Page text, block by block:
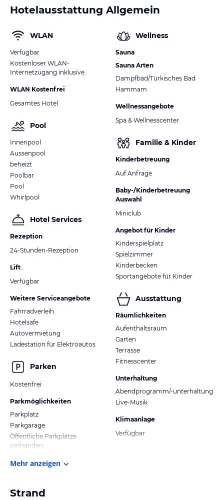
Hotelausstattung Allgemein
WLAN
Verfügbar
Kostenloser WLAN-
Internetzugang inklusive
WLAN Kostenfrei
Gesamtes Hotel
Pool
Innenpool
Aussenpool
beheizt
Poolbar
Pool
Whirlpool
Hotel Services
Rezeption
24-Stunden-Rezeption
Lift
Verfügbar
Weitere Serviceangebote
Fahrradverleih
Hotelsafe
Autovermietung
Ladestation für Elektroautos
Parken
Kostenfrei
Parkmöglichkeiten
Parkplatz
Parkgarage
Öffentliche Parkplätze
vorhanden
Wellness
Sauna
Sauna Arten
Dampfbad/Türkisches Bad
Hammam
Wellnessangebote
Spa & Wellnesscenter
Familie & Kinder
Kinderbetreuung
Auf Anfrage
Baby-/Kinderbetreuung
Auswahl
Miniclub
Angebot für Kinder
Kinderspielplatz
Spielzimmer
Kinderbecken
Sportangebote für Kinder
Ausstattung
Räumlichkeiten
Aufenthaltsraum
Garten
Terrasse
Fitnesscenter
Unterhaltung
Abendprogramm/-unterhaltung
Live-Musik
Klimaanlage
Verfügbar
Mehr anzeigen
Strand